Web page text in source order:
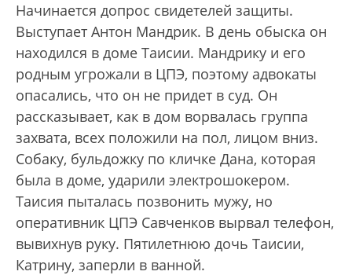
Начинается допрос свидетелей защиты.
Выступает Антон Мандрик. В день обыска он
находился в доме Таисии. Мандрику и его
родным угрожали в ЦПЭ, поэтому адвокаты
опасались, что он не придет в суд. Он
рассказывает, как в дом ворвалась группа
захвата, всех положили на пол, лицом вниз.
Собаку, бульдожку по кличке Дана, которая
была в доме, ударили электрошокером.
Таисия пыталась позвонить мужу, но
оперативник ЦПЭ Савченков вырвал телефон,
вывихнув руку. Пятилетнюю дочь Таисии,
Катрину, заперли в ванной.